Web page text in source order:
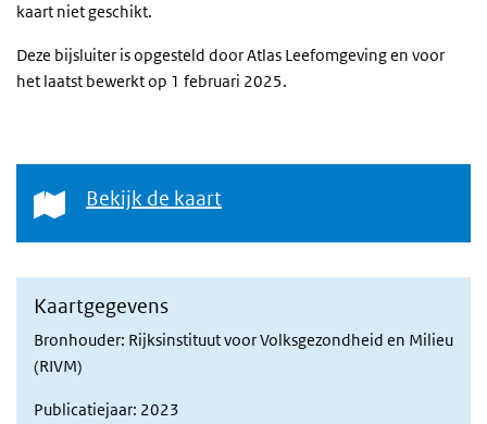
kaart niet geschikt.
Deze bijsluiter is opgesteld door Atlas Leefomgeving en voor
het laatst bewerkt op 1 februari 2025.
Bekijk de kaart
Bekijk de kaart
Kaartgegevens
Bronhouder: Rijksinstituut voor Volksgezondheid en Milieu
(RIVM)
Publicatiejaar: 2023